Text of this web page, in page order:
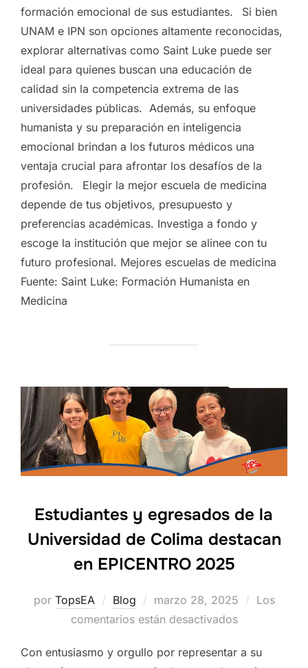
formación emocional de sus estudiantes. Si bien
UNAM e IPN son opciones altamente reconocidas,
explorar alternativas como Saint Luke puede ser
ideal para quienes buscan una educación de
calidad sin la competencia extrema de las
universidades públicas. Además, su enfoque
humanista y su preparación en inteligencia
emocional brindan a los futuros médicos una
ventaja crucial para afrontar los desafíos de la
profesión. Elegir la mejor escuela de medicina
depende de tus objetivos, presupuesto y
preferencias académicas. Investiga a fondo y
escoge la institución que mejor se alinee con tu
futuro profesional. Mejores escuelas de medicina
Fuente: Saint Luke: Formación Humanista en
Medicina
Estudiantes y egresados de la
Universidad de Colima destacan
en EPICENTRO 2025
por TopsEA Blog
Publicado
el
marzo 28, 2025
Los
comentarios están desactivados
Con entusiasmo y orgullo por representar a su